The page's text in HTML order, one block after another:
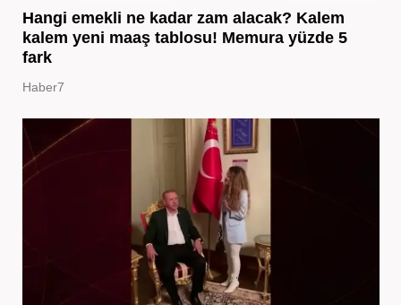
Hangi emekli ne kadar zam alacak? Kalem
kalem yeni maaş tablosu! Memura yüzde 5
fark
Haber7